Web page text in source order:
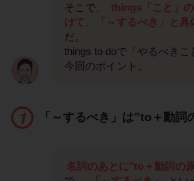
そこで、
things「こと」
けて、「～するべき」と具
だ。
things to doで「やるべき
今回のポイント。
「～するべき」は”to＋動詞
名詞のあとに"to＋動詞の